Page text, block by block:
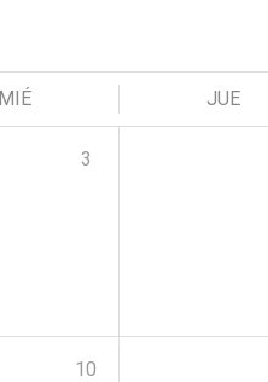
MIÉ JUE
3
10